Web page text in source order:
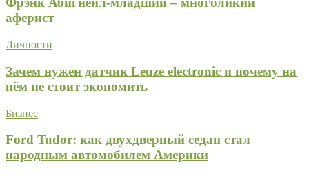
аферист
Личности
Зачем нужен датчик Leuze electronic и почему на
нём не стоит экономить
Бизнес
Ford Tudor: как двухдверный седан стал
народным автомобилем Америки